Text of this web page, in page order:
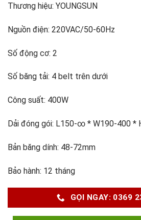
Thương hiệu: YOUNGSUN
Nguồn điện: 220VAC/50-60Hz
Số động cơ: 2
Số băng tải: 4 belt trên dưới
Công suất: 400W
Dải đóng gói: L150-∞ * W190-400 *
Bản băng dính: 48-72mm
Bảo hành: 12 tháng
GỌI NGAY: 0369